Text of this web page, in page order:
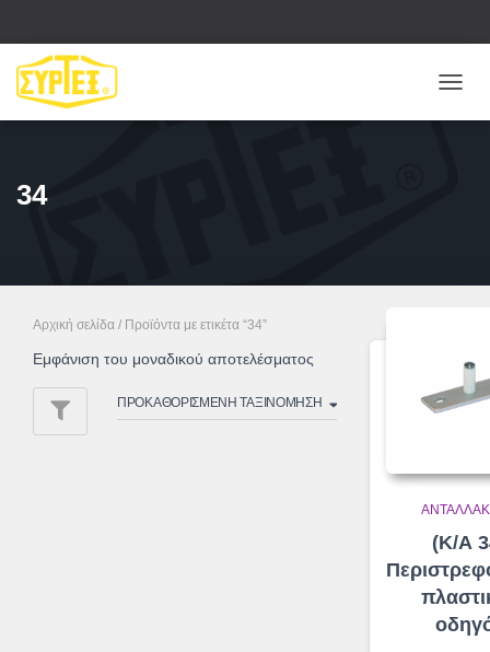
34
Αρχική σελίδα / Προϊόντα με ετικέτα “34”
Εμφάνιση του μοναδικού αποτελέσματος
(Κ/Α